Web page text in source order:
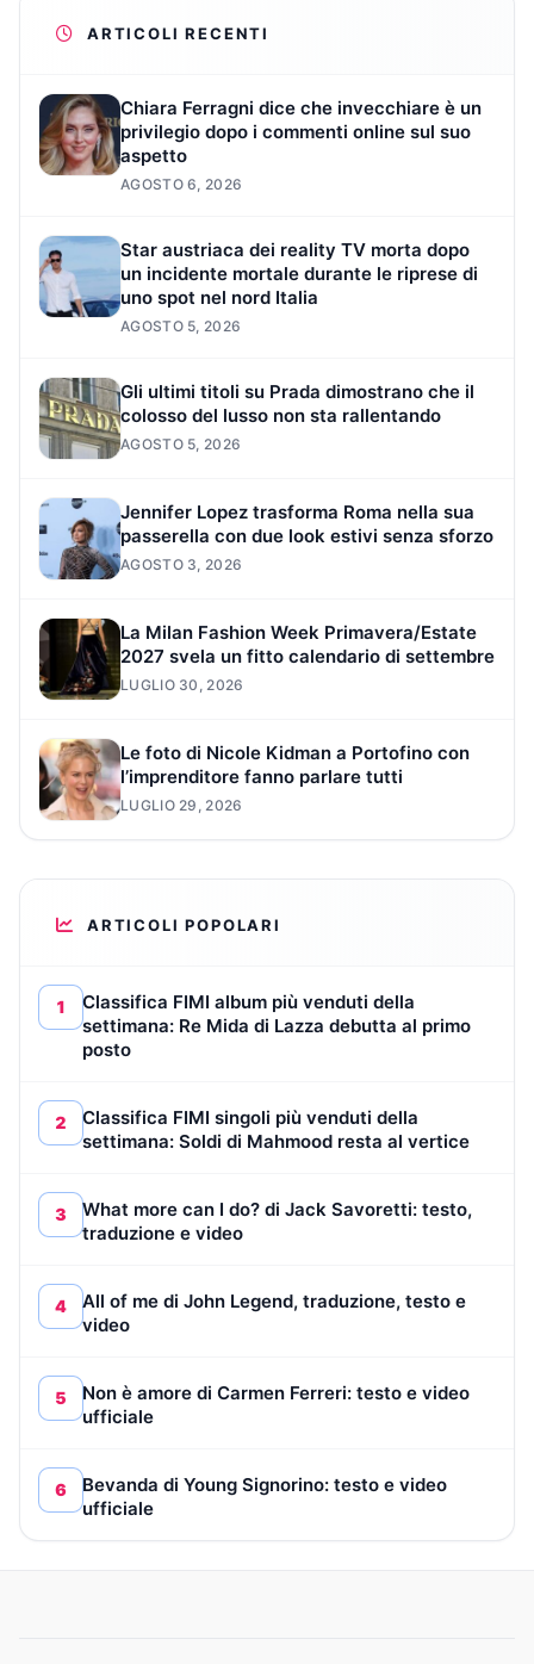
ARTICOLI RECENTI
Chiara Ferragni dice che invecchiare è un
privilegio dopo i commenti online sul suo
aspetto
AGOSTO 6, 2026
Star austriaca dei reality TV morta dopo
un incidente mortale durante le riprese di
uno spot nel nord Italia
AGOSTO 5, 2026
Gli ultimi titoli su Prada dimostrano che il
colosso del lusso non sta rallentando
AGOSTO 5, 2026
Jennifer Lopez trasforma Roma nella sua
passerella con due look estivi senza sforzo
AGOSTO 3, 2026
La Milan Fashion Week Primavera/Estate
2027 svela un fitto calendario di settembre
LUGLIO 30, 2026
Le foto di Nicole Kidman a Portofino con
l’imprenditore fanno parlare tutti
LUGLIO 29, 2026
ARTICOLI POPOLARI
1
Classifica FIMI album più venduti della
settimana: Re Mida di Lazza debutta al primo
posto
2
Classifica FIMI singoli più venduti della
settimana: Soldi di Mahmood resta al vertice
3
What more can I do? di Jack Savoretti: testo,
traduzione e video
4
All of me di John Legend, traduzione, testo e
video
5
Non è amore di Carmen Ferreri: testo e video
ufficiale
6
Bevanda di Young Signorino: testo e video
ufficiale